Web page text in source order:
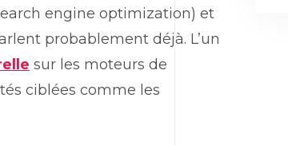
engine optimization) et
probablement déjà. L’un
sur les moteurs de
ciblées comme les